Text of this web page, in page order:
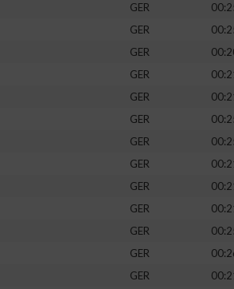
GER
GER
GER
GER
GER
GER
GER
GER
GER
GER
GER
GER
GER